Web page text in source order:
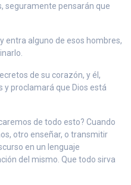
seguramente pensarán que
entra alguno de esos hombres,
de su corazón, y él,
y proclamará que Dios está
de todo esto? Cuando
otro enseñar, o transmitir
en un lenguaje
del mismo. Que todo sirva